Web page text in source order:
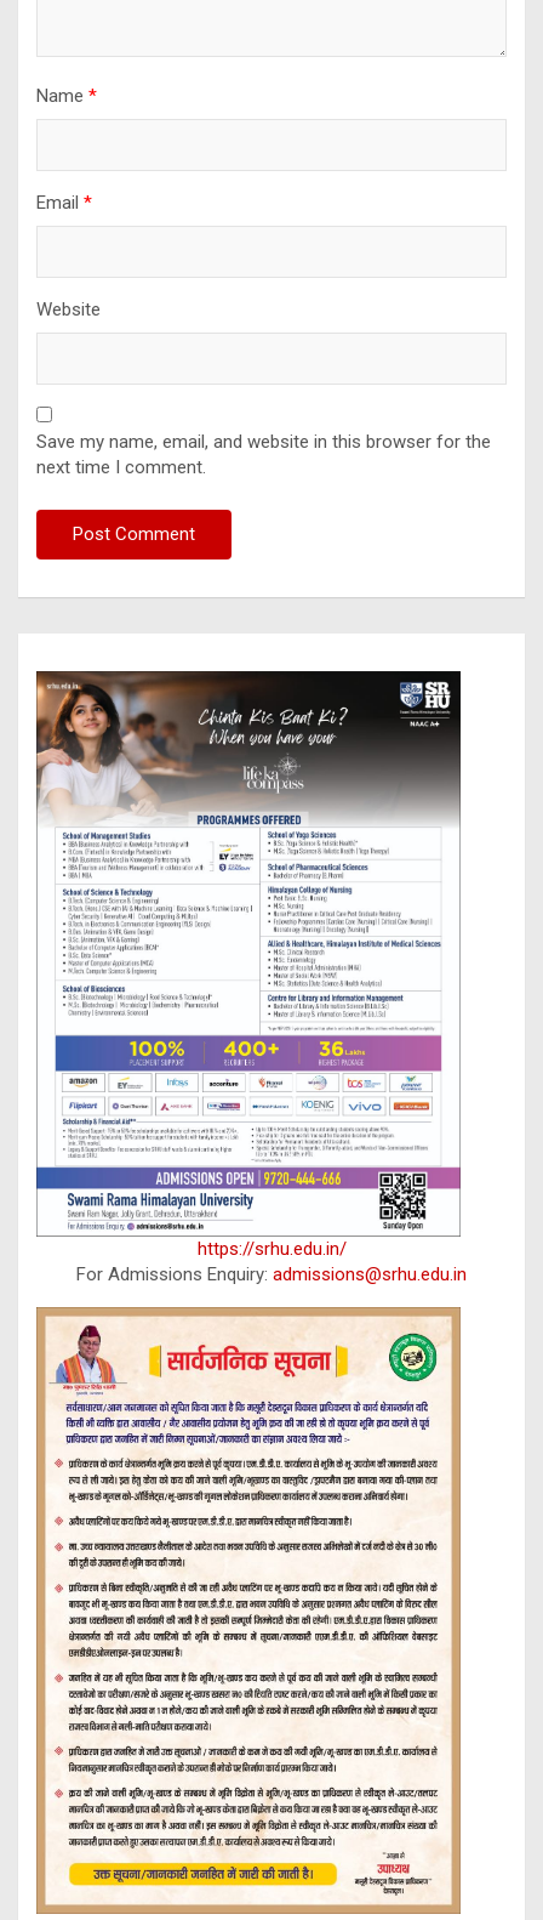
Name *
Email *
Website
Save my name, email, and website in this browser for the
next time I comment.
https://srhu.edu.in/
For Admissions Enquiry: admissions@srhu.edu.in